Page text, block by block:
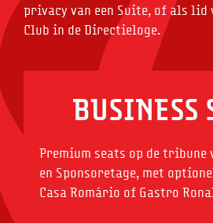
privacy van een Suite, of als lid
Club in de Directieloge.
BUSINESS
Premium seats op de tribune
en Sponsoretage, met
Casa Romário of Gastro